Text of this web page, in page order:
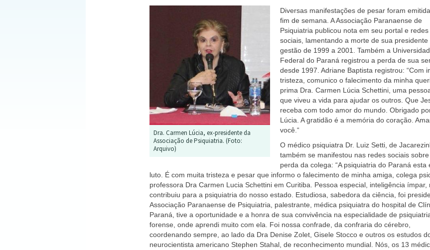
Dra. Carmen Lúcia, ex-presidente da
Associação de Psiquiatria. (Foto:
Arquivo)
Diversas manifestações de pesar foram
fim de semana. A Associação Paranaense de
Psiquiatria publicou nota em seu portal e redes
sociais, lamentando a morte de sua presidente
gestão de 1999 a 2001. Também a
Federal do Paraná registrou a perda de sua
desde 1997. Adriane Baptista registrou: “Com
tristeza, comunico o falecimento da minha
prima Dra. Carmen Lúcia Schettini, uma
que viveu a vida para ajudar os outros. Que
receba com todo amor do mundo. Obrigado
Lúcia. A gratidão é a memória do coração.
você.“
O médico psiquiatra Dr. Luiz Setti, de
também se manifestou nas redes sociais sobre
perda da colega: “A psiquiatria do Paraná esta
luto. É com muita tristeza e pesar que informo o falecimento de minha amiga, colega
professora Dra Carmen Lucia Schettini em Curitiba. Pessoa especial, inteligência ímpar,
contribuiu para a psiquiatria do nosso estado. Estudiosa, sabedora da ciência, foi
Associação Paranaense de Psiquiatria, palestrante, médica psiquiatra do hospital de
Paraná, tive a oportunidade e a honra de sua convivência na especialidade de
forense, onde aprendi muito com ela. Foi nossa confrade, da confraria do cérebro,
coordenando sempre, ao lado da Dra Denise Zolet, Gisele Stocco e outros os estudos
neurocientista americano Stephen Stahal, de reconhecimento mundial. Nós, os 13